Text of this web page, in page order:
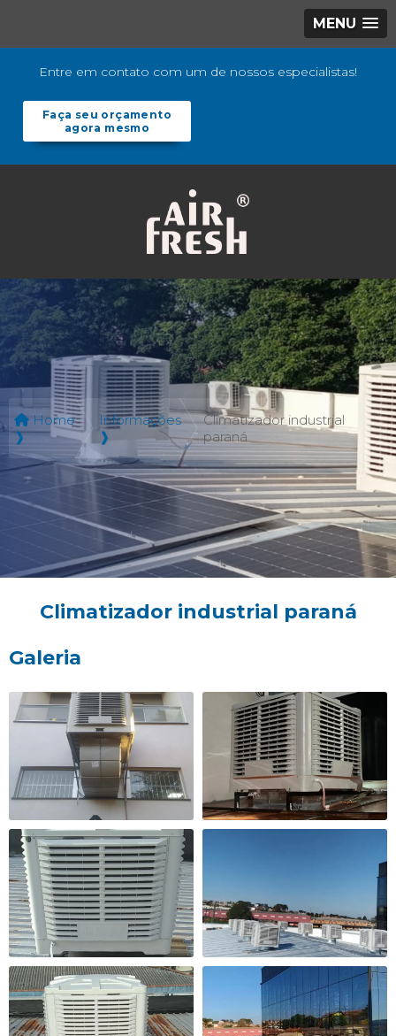
MENU
Entre em contato com um de nossos especialistas!
Faça seu orçamento
agora mesmo
Home
❱
Informações
❱
Climatizador industrial
paraná
Climatizador industrial paraná
Galeria